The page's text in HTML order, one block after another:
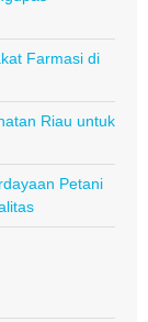
Farmasi di
Riau untuk
Petani